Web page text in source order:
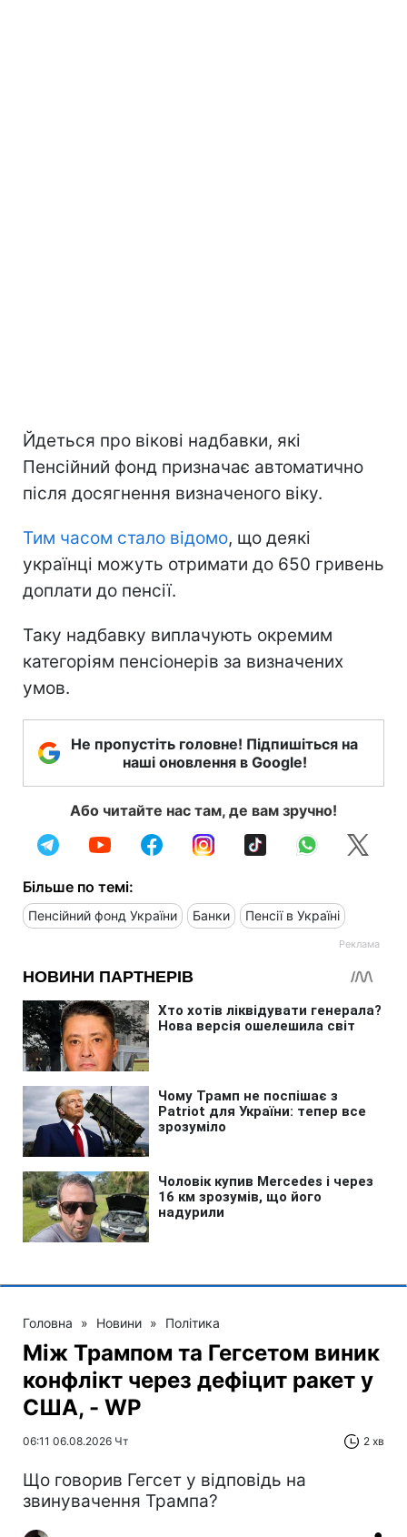
Йдеться про вікові надбавки, які
Пенсійний фонд призначає автоматично
після досягнення визначеного віку.
Тим часом стало відомо, що деякі
українці можуть отримати до 650 гривень
доплати до пенсії.
Таку надбавку виплачують окремим
категоріям пенсіонерів за визначених
умов.
Не пропустіть головне! Підпишіться на
наші оновлення в Google!
Або читайте нас там, де вам зручно!
Більше по темі:
Пенсійний фонд України Банки Пенсії в Україні
Головна » Новини » Політика
Між Трампом та Гегсетом виник
конфлікт через дефіцит ракет у
США, - WP
06:11 06.08.2026 Чт 2 хв
Що говорив Гегсет у відповідь на
звинувачення Трампа?